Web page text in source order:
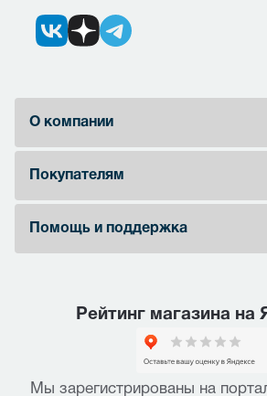
О компании
Покупателям
Помощь и поддержка
Рейтинг магазина на
Мы зарегистрированы на